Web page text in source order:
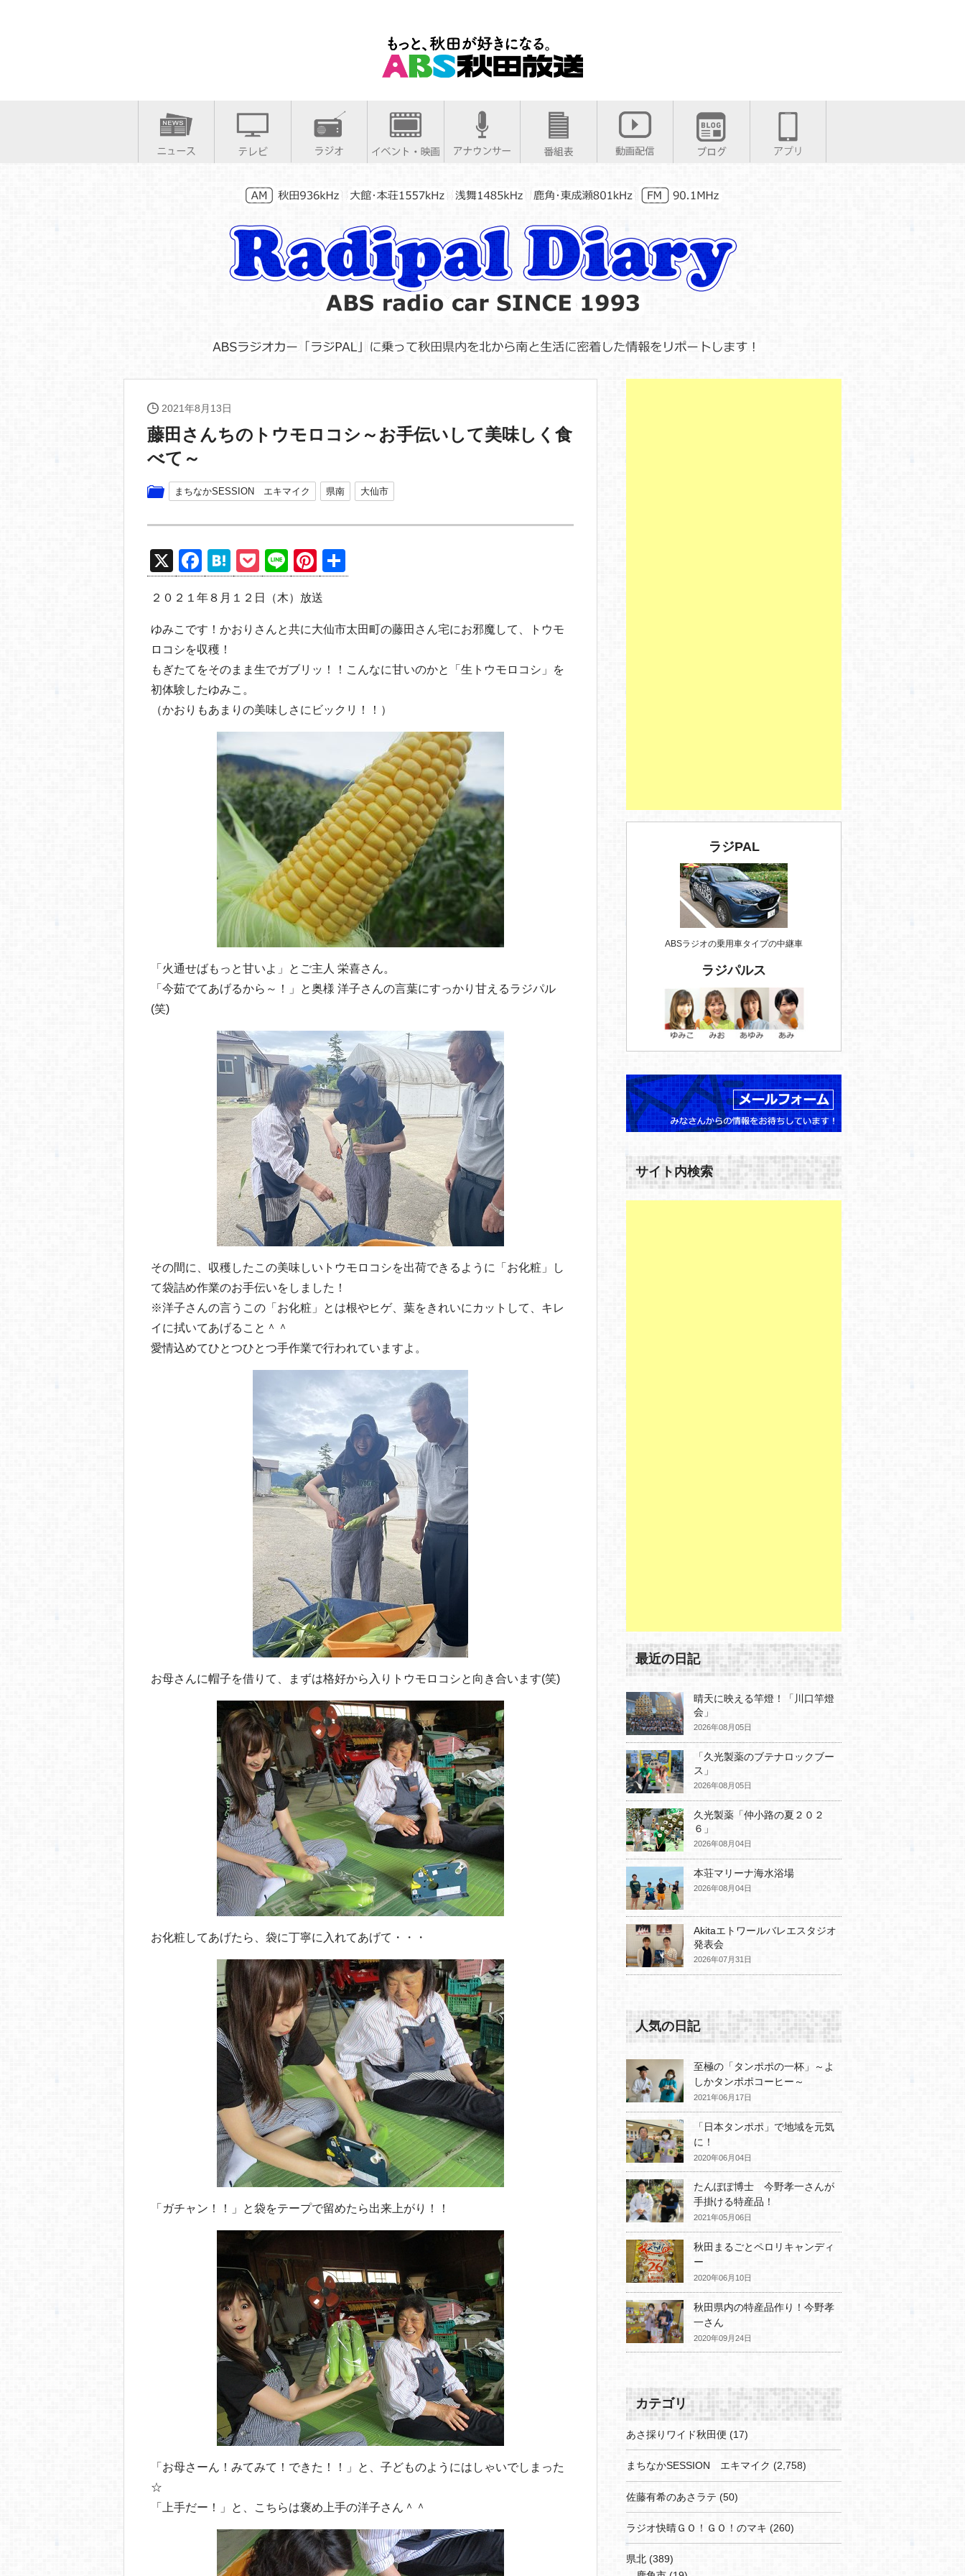
2021年8月13日
藤田さんちのトウモロコシ～お手伝いして美味しく食
べて～
まちなかSESSION エキマイク 県南 大仙市
X
F
a
c
e
b
o
o
k
H
at
e
n
P
o
ck
et
Li
n
e
Pi
nt
er
e
有
２０２１年８月１２日（木）放送
ゆみこです！かおりさんと共に大仙市太田町の藤田さん宅にお邪魔して、トウモ
ロコシを収穫！
もぎたてをそのまま生でガブリッ！！こんなに甘いのかと「生トウモロコシ」を
初体験したゆみこ。
（かおりもあまりの美味しさにビックリ！！）
「火通せばもっと甘いよ」とご主人 栄喜さん。
「今茹でてあげるから～！」と奥様 洋子さんの言葉にすっかり甘えるラジパル
(笑)
その間に、収穫したこの美味しいトウモロコシを出荷できるように「お化粧」し
て袋詰め作業のお手伝いをしました！
※洋子さんの言うこの「お化粧」とは根やヒゲ、葉をきれいにカットして、キレ
イに拭いてあげること＾＾
愛情込めてひとつひとつ手作業で行われていますよ。
お母さんに帽子を借りて、まずは格好から入りトウモロコシと向き合います(笑)
お化粧してあげたら、袋に丁寧に入れてあげて・・・
「ガチャン！！」と袋をテープで留めたら出来上がり！！
「お母さーん！みてみて！できた！！」と、子どものようにはしゃいでしまった
☆
「上手だー！」と、こちらは褒め上手の洋子さん＾＾
ラジPAL
ABSラジオの乗用車タイプの中継車
ラジパルス
サイト内検索
最近の日記
晴天に映える竿燈！「川口竿燈
会」
2026年08月05日
「久光製薬のブテナロックブー
ス」
2026年08月05日
久光製薬「仲小路の夏２０２
６」
2026年08月04日
本荘マリーナ海水浴場
2026年08月04日
Akitaエトワールバレエスタジオ
発表会
2026年07月31日
人気の日記
至極の「タンポポの一杯」～よ
しかタンポポコーヒー～
2021年06月17日
「日本タンポポ」で地域を元気
に！
2020年06月04日
たんぽぽ博士 今野孝一さんが
手掛ける特産品！
2021年05月06日
秋田まるごとペロリキャンディ
ー
2020年06月10日
秋田県内の特産品作り！今野孝
一さん
2020年09月24日
カテゴリ
あさ採りワイド秋田便 (17)
まちなかSESSION エキマイク (2,758)
佐藤有希のあさラテ (50)
ラジオ快晴ＧＯ！ＧＯ！のマキ (260)
県北 (389)